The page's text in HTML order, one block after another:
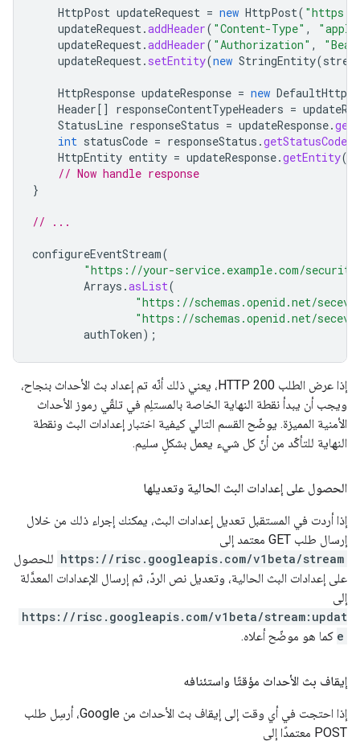
HttpPost updateRequest = new HttpPost( "https://
updateRequest.addHeader( "Content-Type" ,
updateRequest.addHeader( "Authorization" ,
updateRequest. setEntity(new StringEntity(
HttpResponse updateResponse = new
Header[] responseContentTypeHeaders =
StatusLine responseStatus = updateResponse.
int statusCode = responseStatus .getStatusCode
HttpEntity entity = updateResponse.getEntity
// Now handle response
}
// ...
configureEventStream(
"https://your-service.example.com/
Arrays .asList(
"https://schemas.openid.net/
"https://schemas.openid.net/
authToken);
إذا عرض الطلب HTTP 200، يعني ذلك أنّه تم إعداد بث الأحداث بنجاح،
ويجب أن يبدأ نقطة النهاية الخاصة بالمستلِم في تلقّي رموز الأحداث
الأمنية المميزة. يوضّح القسم التالي كيفية اختبار إعدادات البث ونقطة
النهاية للتأكّد من أنّ كل شيء يعمل بشكلٍ سليم.
الحصول على إعدادات البث الحالية وتعديلها
إذا أردت في المستقبل تعديل إعدادات البث، يمكنك إجراء ذلك من خلال
إرسال طلب GET معتمد إلى
https://risc.googleapis.com/v1beta/stream للحصول
على إعدادات البث الحالية، وتعديل نص الردّ، ثم إرسال الإعدادات المعدَّلة
إلى
https://risc.googleapis.com/v1beta/stream:updat
e كما هو موضّح أعلاه.
إيقاف بث الأحداث مؤقتًا واستئنافه
إذا احتجت في أي وقت إلى إيقاف بث الأحداث من Google، أرسِل طلب
POST معتمدًا إلى